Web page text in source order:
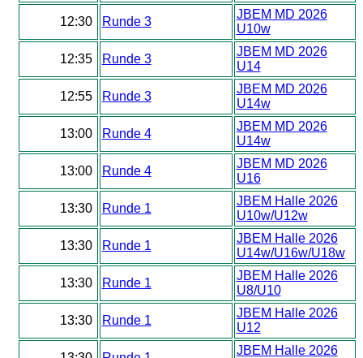
12:30 Runde 3
JBEM MD 2026
U10w
12:35 Runde 3
JBEM MD 2026
U14
12:55 Runde 3
JBEM MD 2026
U14w
13:00 Runde 4
JBEM MD 2026
U14w
13:00 Runde 4
JBEM MD 2026
U16
13:30 Runde 1
JBEM Halle 2026
U10w/U12w
13:30 Runde 1
JBEM Halle 2026
U14w/U16w/U18w
13:30 Runde 1
JBEM Halle 2026
U8/U10
13:30 Runde 1
JBEM Halle 2026
U12
JBEM Halle 2026